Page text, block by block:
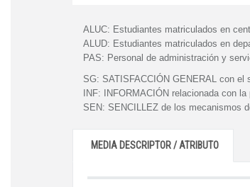
ALUC: Estudiantes matriculados en
ALUD: Estudiantes matriculados en
PAS: Personal de administración y
SG: SATISFACCIÓN GENERAL con el
INF:
INFORMACIÓN relacionada con
SEN: SENCILLEZ de los mecanismos
MEDIA DESCRIPTOR / ATRIBUTO